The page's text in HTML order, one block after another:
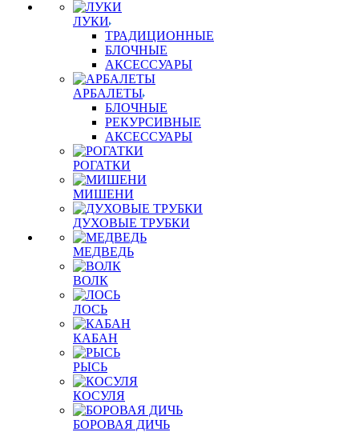
ЛУКИ
ТРАДИЦИОННЫЕ
БЛОЧНЫЕ
АКСЕССУАРЫ
АРБАЛЕТЫ
БЛОЧНЫЕ
РЕКУРСИВНЫЕ
АКСЕССУАРЫ
РОГАТКИ
МИШЕНИ
ДУХОВЫЕ ТРУБКИ
МЕДВЕДЬ
ВОЛК
ЛОСЬ
КАБАН
РЫСЬ
КОСУЛЯ
БОРОВАЯ ДИЧЬ